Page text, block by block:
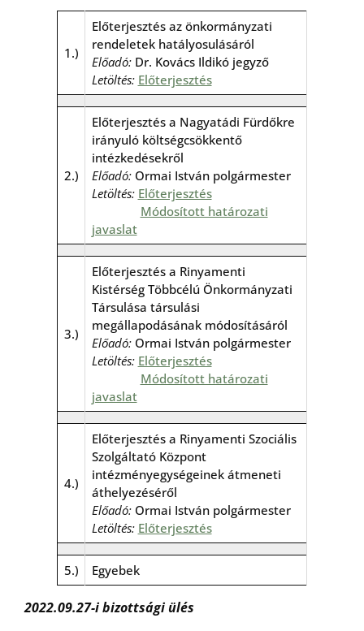
1.)
Előterjesztés az önkormányzati
rendeletek hatályosulásáról
Előadó: Dr. Kovács Ildikó jegyző
Letöltés: Előterjesztés
2.)
Előterjesztés a Nagyatádi Fürdőkre
irányuló költségcsökkentő
intézkedésekről
Előadó: Ormai István polgármester
Letöltés: Előterjesztés
Módosított határozati
javaslat
3.)
Előterjesztés a Rinyamenti
Kistérség Többcélú Önkormányzati
Társulása társulási
megállapodásának módosításáról
Előadó: Ormai István polgármester
Letöltés: Előterjesztés
Módosított határozati
javaslat
4.)
Előterjesztés a Rinyamenti Szociális
Szolgáltató Központ
intézményegységeinek átmeneti
áthelyezéséről
Előadó: Ormai István polgármester
Letöltés: Előterjesztés
5.) Egyebek
2022.09.27-i bizottsági ülés